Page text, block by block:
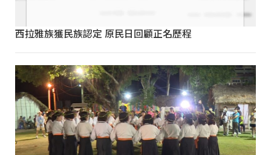
西拉雅族獲民族認定 原民日回顧正名歷程